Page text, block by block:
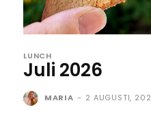
LUNCH
Juli 2026
MARIA - 2 AUGUSTI,